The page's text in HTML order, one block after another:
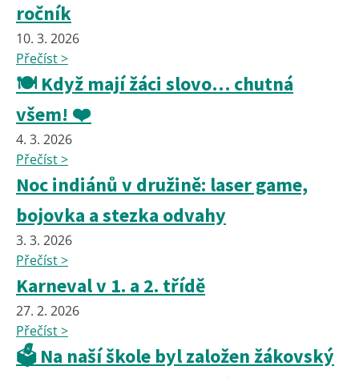
ročník
10. 3. 2026
Přečíst >
🍽️ Když mají žáci slovo… chutná
všem! ❤️
4. 3. 2026
Přečíst >
Noc indiánů v družině: laser game,
bojovka a stezka odvahy
3. 3. 2026
Přečíst >
Karneval v 1. a 2. třídě
27. 2. 2026
Přečíst >
🗳️ Na naší škole byl založen žákovský